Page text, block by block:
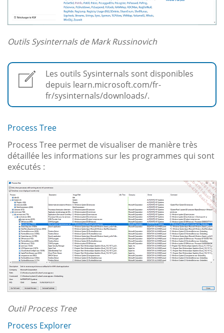
Outils Sysinternals de Mark Russinovich
Les outils Sysinternals sont disponibles
depuis learn.microsoft.com/fr-
fr/sysinternals/downloads/.
Process Tree
Process Tree permet de visualiser de manière très
détaillée les informations sur les programmes qui sont
exécutés :
Outil Process Tree
Process Explorer